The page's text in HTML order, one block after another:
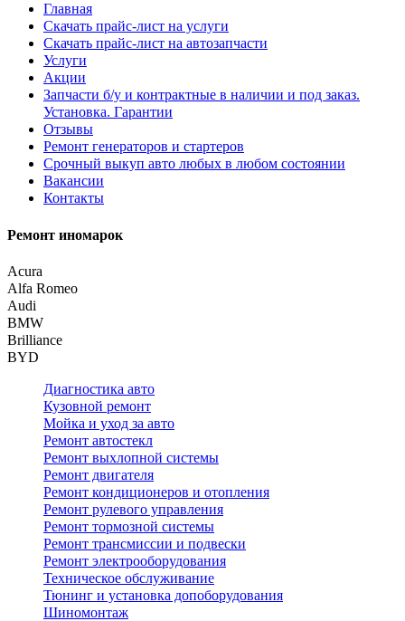
Главная
Скачать прайс-лист на услуги
Скачать прайс-лист на автозапчасти
Услуги
Акции
Запчасти б/у и контрактные в наличии и под заказ.
Установка. Гарантии
Отзывы
Ремонт генераторов и стартеров
Cрочный выкуп авто любых в любом состоянии
Вакансии
Контакты
Ремонт иномарок
Acura
Alfa Romeo
Audi
BMW
Brilliance
BYD
Диагностика авто
Кузовной ремонт
Мойка и уход за авто
Ремонт автостекл
Ремонт выхлопной системы
Ремонт двигателя
Ремонт кондиционеров и отопления
Ремонт рулевого управления
Ремонт тормозной системы
Ремонт трансмиссии и подвески
Ремонт электрооборудования
Техническое обслуживание
Тюнинг и установка допоборудования
Шиномонтаж